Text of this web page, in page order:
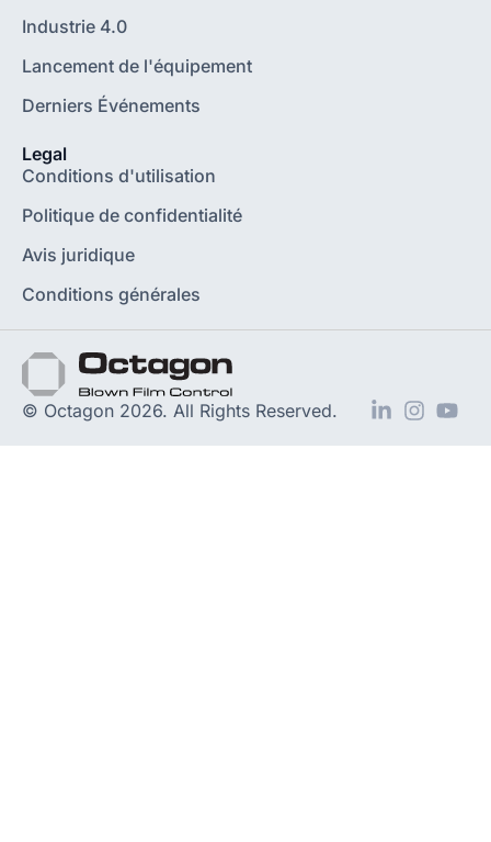
Industrie 4.0
Lancement de l'équipement
Derniers Événements
Legal
Conditions d'utilisation
Politique de confidentialité
Avis juridique
Conditions générales
© Octagon 2026. All Rights Reserved.